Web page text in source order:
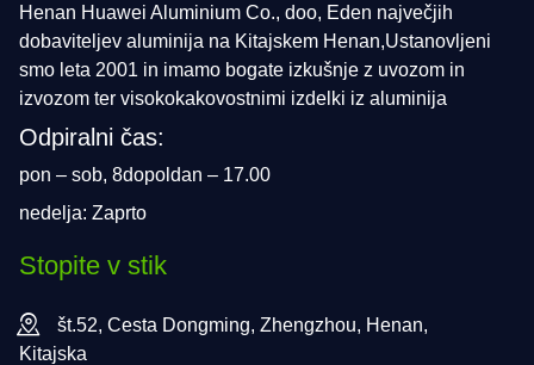
Henan Huawei Aluminium Co., doo, Eden največjih
dobaviteljev aluminija na Kitajskem Henan,Ustanovljeni
smo leta 2001 in imamo bogate izkušnje z uvozom in
izvozom ter visokokakovostnimi izdelki iz aluminija
Odpiralni čas:
pon – sob, 8dopoldan – 17.00
nedelja: Zaprto
Stopite v stik
št.52, Cesta Dongming, Zhengzhou, Henan,
Kitajska